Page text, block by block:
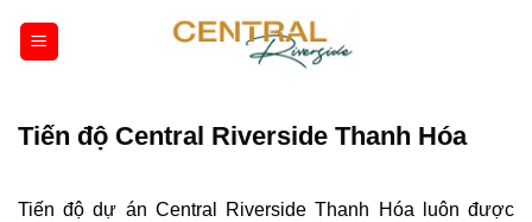
Tiến độ Central Riverside Thanh Hóa
Tiến độ dự án Central Riverside Thanh Hóa luôn được